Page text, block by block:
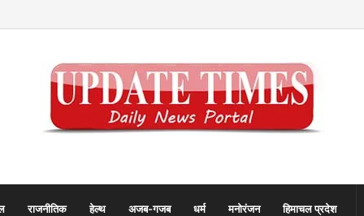
जरूरी है? आइये जानते हैं क्या कहते हैं एक्सपर्ट्स
राजनीतिक हेल्थ अजब-गजब धर्म मनोरंजन हिमाचल प्रदेश